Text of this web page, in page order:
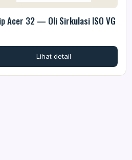
Acer 32 — Oli Sirkulasi ISO VG
Lihat detail